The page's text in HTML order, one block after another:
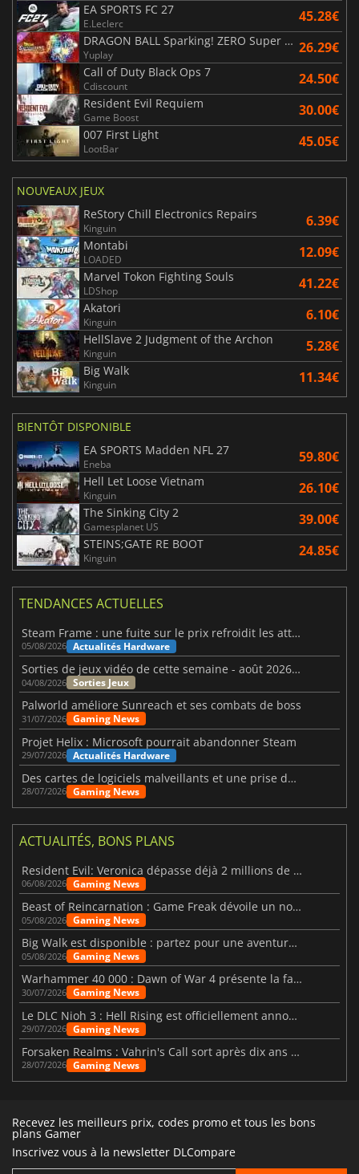
EA SPORTS FC 27
E.Leclerc 45.28€
DRAGON BALL Sparking! ZERO Super Limit Breaking NEO
Yuplay 26.29€
Call of Duty Black Ops 7
Cdiscount 24.50€
Resident Evil Requiem
Game Boost 30.00€
007 First Light
LootBar 45.05€
NOUVEAUX JEUX
ReStory Chill Electronics Repairs
Kinguin 6.39€
Montabi
LOADED 12.09€
Marvel Tokon Fighting Souls
LDShop 41.22€
Akatori
Kinguin 6.10€
HellSlave 2 Judgment of the Archon
Kinguin 5.28€
Big Walk
Kinguin 11.34€
BIENTÔT DISPONIBLE
EA SPORTS Madden NFL 27
Eneba 59.80€
Hell Let Loose Vietnam
Kinguin 26.10€
The Sinking City 2
Gamesplanet US 39.00€
STEINS;GATE RE BOOT
Kinguin 24.85€
TENDANCES ACTUELLES
Steam Frame : une fuite sur le prix refroidit les attentes VR
05/08/2026 Actualités Hardware
Sorties de jeux vidéo de cette semaine - août 2026 (semaine 32)
04/08/2026 Sorties Jeux
Palworld améliore Sunreach et ses combats de boss
31/07/2026 Gaming News
Projet Helix : Microsoft pourrait abandonner Steam
29/07/2026 Actualités Hardware
Des cartes de logiciels malveillants et une prise de contrôle de Discord ont touché Meccha Chameleon
28/07/2026 Gaming News
ACTUALITÉS, BONS PLANS
Resident Evil: Veronica dépasse déjà 2 millions de wishlists
06/08/2026 Gaming News
Beast of Reincarnation : Game Freak dévoile un nouveau pari
05/08/2026 Gaming News
Big Walk est disponible : partez pour une aventure entre amis
05/08/2026 Gaming News
Warhammer 40 000 : Dawn of War 4 présente la faction des Nécrons
30/07/2026 Gaming News
Le DLC Nioh 3 : Hell Rising est officiellement annoncé
29/07/2026 Gaming News
Forsaken Realms : Vahrin's Call sort après dix ans de développement
28/07/2026 Gaming News
Recevez les meilleurs prix, codes promo et tous les bons
plans Gamer
Inscrivez vous à la newsletter DLCompare